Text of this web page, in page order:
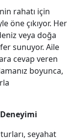
rahatı için
öne çıkıyor. Her
veya doğa
sunuyor. Aile
cevap veren
boyunca,
turları, seyahat